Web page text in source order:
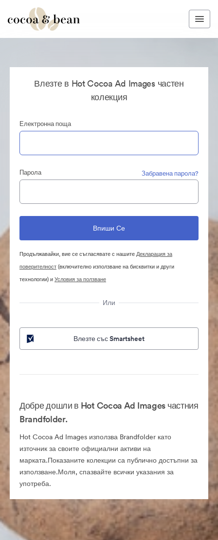
Влезте в Hot Cocoa Ad Images частен
колекция
Електронна поща
Парола Забравена парола?
Продължавайки, вие се съгласявате с нашитеДекларация за
поверителност(включително използване на бисквитки и други
технологии) иУсловия за ползване
Или
Влезте със Smartsheet
Добре дошли в Hot Cocoa Ad Images частния
Brandfolder.
Hot Cocoa Ad Images използва Brandfolder като
източник за своите официални активи на
марката.Показаните колекции са публично достъпни за
използване.Моля, спазвайте всички указания за
употреба.